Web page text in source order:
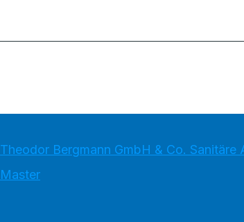
Theodor Bergmann GmbH & Co. Sanitäre
Master